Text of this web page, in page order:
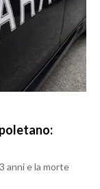
anni e la morte